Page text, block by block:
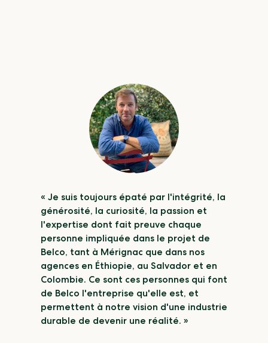
« Je suis toujours épaté par l'intégrité, la
générosité, la curiosité, la passion et
l'expertise dont fait preuve chaque
personne impliquée dans le projet de
Belco, tant à Mérignac que dans nos
agences en Éthiopie, au Salvador et en
Colombie. Ce sont ces personnes qui font
de Belco l'entreprise qu'elle est, et
permettent à notre vision d'une industrie
durable de devenir une réalité. »